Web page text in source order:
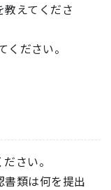
えてくださ
ださい。
さい。
類は何を提出